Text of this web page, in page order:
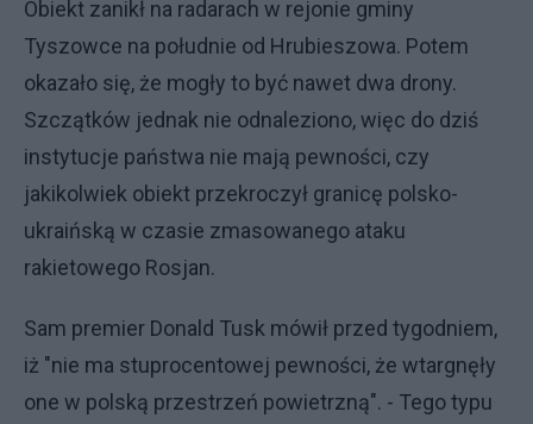
Obiekt zanikł na radarach w rejonie gminy
Tyszowce na południe od Hrubieszowa. Potem
okazało się, że mogły to być nawet dwa drony.
Szczątków jednak nie odnaleziono, więc do dziś
instytucje państwa nie mają pewności, czy
jakikolwiek obiekt przekroczył granicę polsko-
ukraińską w czasie zmasowanego ataku
rakietowego Rosjan.
Sam premier Donald Tusk mówił przed tygodniem,
iż "nie ma stuprocentowej pewności, że wtargnęły
one w polską przestrzeń powietrzną". - Tego typu